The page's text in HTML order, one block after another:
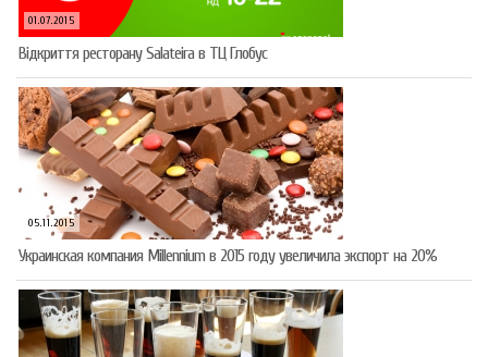
01.07.2015
Відкриття ресторану Salateirа в ТЦ Глобус
05.11.2015
Украинская компания Millennium в 2015 году увеличила экспорт на 20%